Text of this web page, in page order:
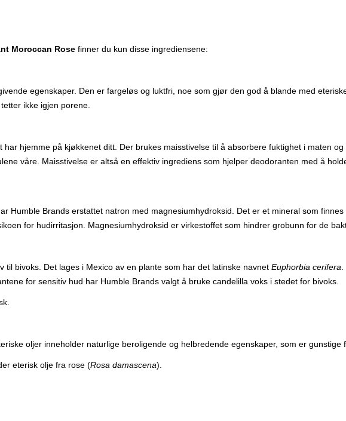
Moroccan Rose finner du kun disse ingrediensene:
egenskaper. Den er fargeløs og luktfri, noe som gjør den god å blande med
ikke igjen porene.
hjemme på kjøkkenet ditt. Der brukes maisstivelse til å absorbere fuktighet i maten
våre. Maisstivelse er altså en effektiv ingrediens som hjelper deodoranten med å
Humble Brands erstattet natron med magnesiumhydroksid. Det er et mineral som
for hudirritasjon. Magnesiumhydroksid er virkestoffet som hindrer grobunn for de
til bivoks. Det lages i Mexico av en plante som har det latinske navnet Euphorbia cerifera
for sensitiv hud har Humble Brands valgt å bruke candelilla voks i stedet for bivoks.
oljer inneholder naturlige beroligende og helbredende egenskaper, som er gunstige
eterisk olje fra rose (Rosa damascena).